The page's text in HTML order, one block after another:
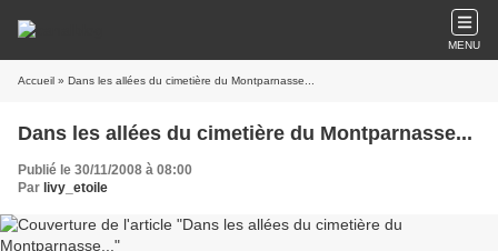
MENU
Accueil » Dans les allées du cimetière du Montparnasse...
Dans les allées du cimetière du Montparnasse...
Publié le 30/11/2008 à 08:00
Par livy_etoile